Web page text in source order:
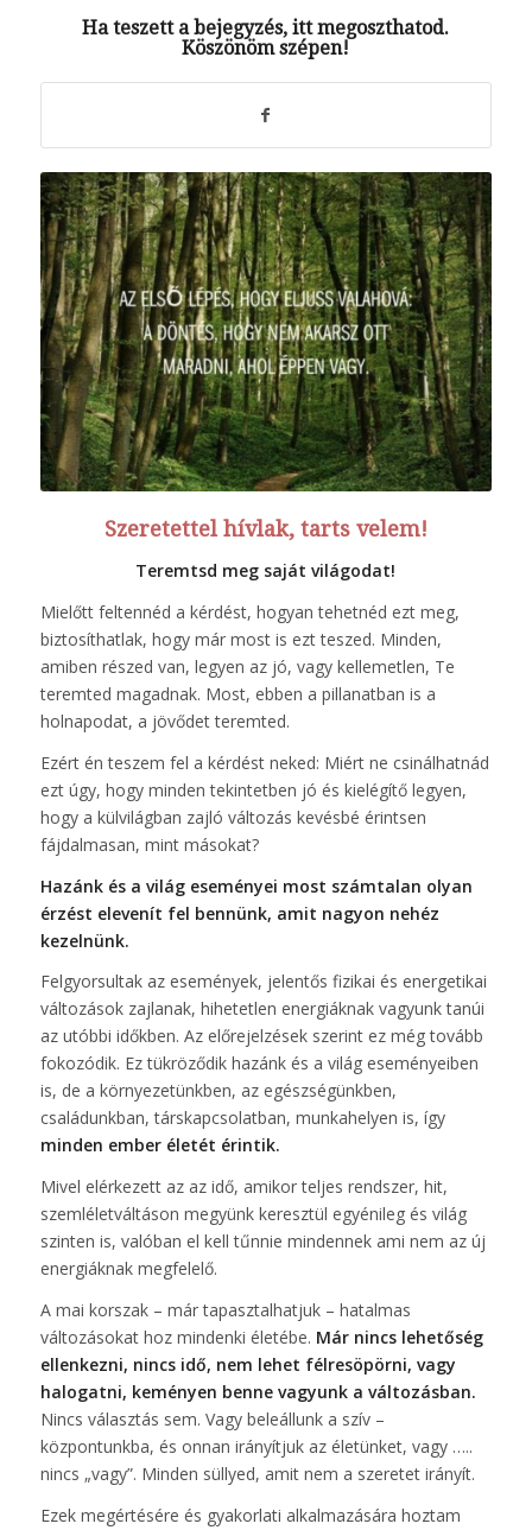
Ha teszett a bejegyzés, itt megoszthatod.
Köszönöm szépen!
Szeretettel hívlak, tarts velem!
Teremtsd meg saját világodat!
Mielőtt feltennéd a kérdést, hogyan tehetnéd ezt meg,
biztosíthatlak, hogy már most is ezt teszed. Minden,
amiben részed van, legyen az jó, vagy kellemetlen, Te
teremted magadnak. Most, ebben a pillanatban is a
holnapodat, a jövődet teremted.
Ezért én teszem fel a kérdést neked: Miért ne csinálhatnád
ezt úgy, hogy minden tekintetben jó és kielégítő legyen,
hogy a külvilágban zajló változás kevésbé érintsen
fájdalmasan, mint másokat?
Hazánk és a világ eseményei most számtalan olyan
érzést elevenít fel bennünk, amit nagyon nehéz
kezelnünk.
Felgyorsultak az események, jelentős fizikai és energetikai
változások zajlanak, hihetetlen energiáknak vagyunk tanúi
az utóbbi időkben. Az előrejelzések szerint ez még tovább
fokozódik. Ez tükröződik hazánk és a világ eseményeiben
is, de a környezetünkben, az egészségünkben,
családunkban, társkapcsolatban, munkahelyen is, így
minden ember életét érintik.
Mivel elérkezett az az idő, amikor teljes rendszer, hit,
szemléletváltáson megyünk keresztül egyénileg és világ
szinten is, valóban el kell tűnnie mindennek ami nem az új
energiáknak megfelelő.
A mai korszak – már tapasztalhatjuk – hatalmas
változásokat hoz mindenki életébe. Már nincs lehetőség
ellenkezni, nincs idő, nem lehet félresöpörni, vagy
halogatni, keményen benne vagyunk a változásban.
Nincs választás sem. Vagy beleállunk a szív –
központunkba, és onnan irányítjuk az életünket, vagy …..
nincs „vagy”. Minden süllyed, amit nem a szeretet irányít.
Ezek megértésére és gyakorlati alkalmazására hoztam